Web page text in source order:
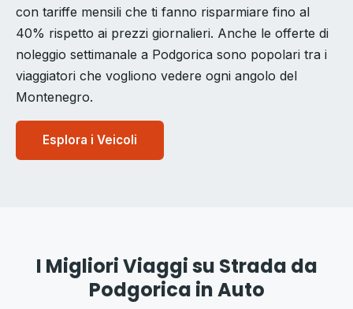
con tariffe mensili che ti fanno risparmiare fino al
40% rispetto ai prezzi giornalieri. Anche le offerte di
noleggio settimanale a Podgorica sono popolari tra i
viaggiatori che vogliono vedere ogni angolo del
Montenegro.
Esplora i Veicoli
I Migliori Viaggi su Strada da
Podgorica in Auto